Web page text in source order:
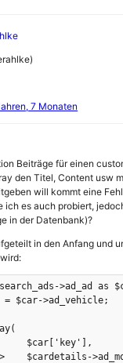
7 Monaten
Beiträge für einen
den Titel, Content usw
will kommt eine
ich es auch probiert,
in der Datenbank)?
in den Anfang und
>ad_ad
= $car->ad_vehicle;
$car['key'],
$cardetails-